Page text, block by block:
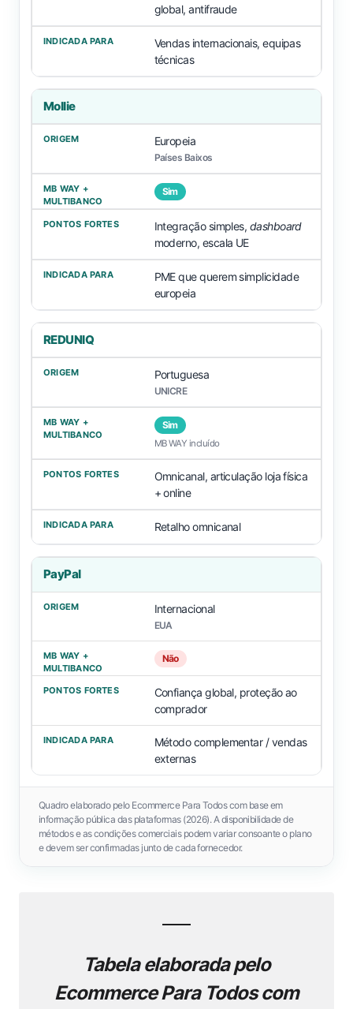
global, antifraude
Vendas internacionais, equipas
técnicas
Mollie
Europeia
Países Baixos
Sim
Integração simples, dashboard
moderno, escala UE
PME que querem simplicidade
europeia
REDUNIQ
Portuguesa
UNICRE
Sim
MB WAY incluído
Omnicanal, articulação loja física
+ online
Retalho omnicanal
PayPal
Internacional
EUA
Não
Confiança global, proteção ao
comprador
Método complementar / vendas
externas
Quadro elaborado pelo Ecommerce Para Todos com base em
informação pública das plataformas (2026). A disponibilidade de
métodos e as condições comerciais podem variar consoante o plano
e devem ser confirmadas junto de cada fornecedor.
Tabela elaborada pelo
Ecommerce Para Todos com